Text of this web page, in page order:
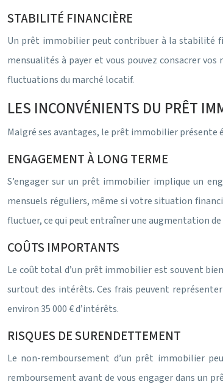
STABILITÉ FINANCIÈRE
Un prêt immobilier peut contribuer à la stabilité
mensualités à payer et vous pouvez consacrer
fluctuations du marché locatif.
LES INCONVÉNIENTS DU PRÊT
Malgré ses avantages, le prêt immobilier
ENGAGEMENT À LONG TERME
S’engager sur un prêt immobilier implique un
mensuels réguliers, même si votre situation
fluctuer, ce qui peut entraîner une augmentation
COÛTS IMPORTANTS
Le coût total d’un prêt immobilier est souvent bien
surtout des intérêts. Ces frais peuvent
environ 35 000 € d’intérêts.
RISQUES DE SURENDETTEMENT
Le non-remboursement d’un prêt immobilier
remboursement avant de vous engager dans un